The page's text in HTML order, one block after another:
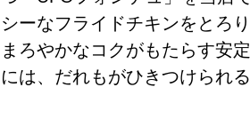
シーなフライドチキンを とろ
まろやかなコクがもたらす安
には、だれもがひきつけられる